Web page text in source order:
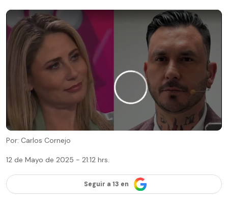
Por: Carlos Cornejo
12 de Mayo de 2025 - 21:12 hrs.
Seguir a 13 en